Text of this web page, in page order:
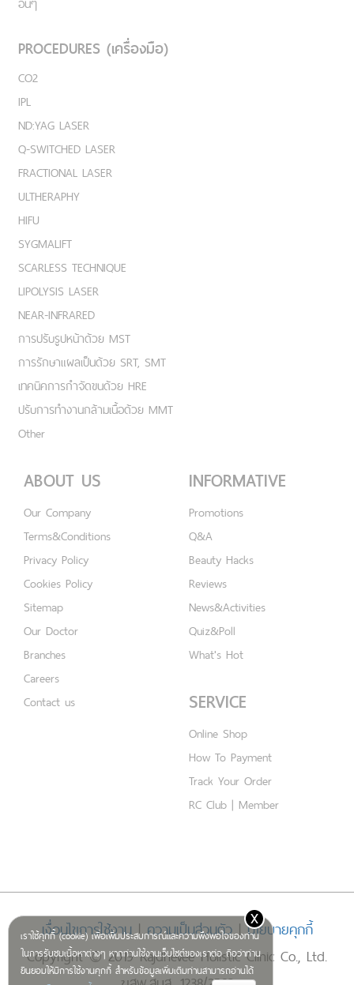
เราใช้คุกกี้ (cookie) เพื่อเพิ่มประสบการณ์และความพึงพอใจของท่าน
ในการรับชมเนื้อหาต่างๆ หากท่านใช้งานเว็บไซต์ของเราต่อ ถือว่าท่าน
ยินยอมให้มีการใช้งานคุกกี้ สำหรับข้อมูลเพิ่มเติมท่านสามารถอ่านได้
x
PROCEDURES (เครื่องมือ)
CO2
IPL
ND:YAG LASER
Q-SWITCHED LASER
FRACTIONAL LASER
ULTHERAPHY
HIFU
SYGMALIFT
SCARLESS TECHNIQUE
LIPOLYSIS LASER
NEAR-INFRARED
การปรับรูปหน้าด้วย MST
การรักษาแผลเป็นด้วย SRT, SMT
เทคนิคการกำจัดขนด้วย HRE
ปรับการทำงานกล้ามเนื้อด้วย MMT
Other
ABOUT US
Our Company
Terms&Conditions
Privacy Policy
Cookies Policy
Sitemap
Our Doctor
Branches
Careers
Contact us
INFORMATIVE
Promotions
Q&A
Beauty Hacks
Reviews
News&Activities
Quiz&Poll
What's Hot
SERVICE
Online Shop
How To Payment
Track Your Order
RC Club | Member
เงื่อนไขการใช้งาน|ความเป็นส่วนตัว|นโยบายคุกกี้
Copyright © 2019 Rajdhevee Holistic Clinic Co., Ltd.